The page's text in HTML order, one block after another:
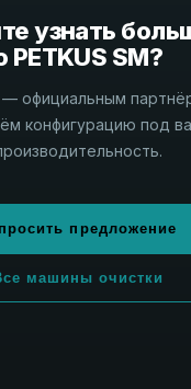
узнать
PETKUS SM?
официальным
конфигурацию под
предложение
машины очистки